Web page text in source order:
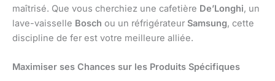
maîtrisé. Que vous cherchiez une cafetière De’Longhi, un
lave-vaisselle Bosch ou un réfrigérateur Samsung, cette
discipline de fer est votre meilleure alliée.
Maximiser ses Chances sur les Produits Spécifiques